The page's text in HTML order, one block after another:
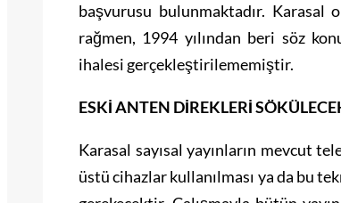
başvurusu bulunmaktadır. Karasal
rağmen, 1994 yılından beri söz
ihalesi gerçekleştirilememiştir.
ESKİ ANTEN DİREKLERİ
Karasal sayısal yayınların mevcut
üstü cihazlar kullanılması ya da bu